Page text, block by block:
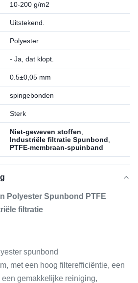
10-200 g/m2
Uitstekend.
Polyester
- Ja, dat klopt.
0.5±0,05 mm
spingebonden
Sterk
Niet-geweven stoffen
Industriële filtratie Spunbond
PTFE-membraan-spuinband
Polyester Spunbond PTFE
filtratie
spunbond
met een hoog filterefficiëntie, een
een gemakkelijke reiniging,